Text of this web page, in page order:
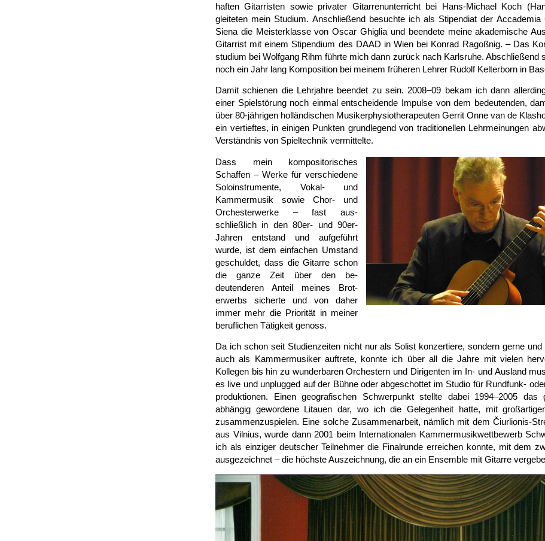
haften Gitarristen sowie privater Gitarren­unterricht bei Hans-Michael Koch
gleiteten mein Studium. Anschließend besuchte ich als Stipendiat der Accademia
Siena die Meister­klasse von Oscar Ghiglia und beendete meine akademische
Gitarrist mit einem Stipendium des DAAD in Wien bei Konrad Ragoßnig. – Das
studium bei Wolfgang Rihm führte mich dann zurück nach Karlsruhe. Abschließend
noch ein Jahr lang Komposition bei meinem früheren Lehrer Rudolf Kelter­born in
Damit schienen die Lehr­jahre beendet zu sein. 2008–09 bekam ich dann
einer Spiel­störung noch einmal ent­scheidende Impulse von dem bedeutenden,
über 80-jährigen hol­län­dischen Musiker­physio­therapeuten Gerrit Onne van de
ein ver­tieftes, in einigen Punkten grund­legend von traditionellen Lehr­meinungen
Ver­ständnis von Spiel­technik ver­mittelte.
Dass mein kompositorisches
Schaffen – Werke für ver­schiedene
Solo­instrumente, Vokal- und
Kammer­musik sowie Chor- und
Orchester­werke – fast aus­
schließlich in den 80er- und 90er-
Jahren entstand und auf­geführt
wurde, ist dem ein­fachen Umstand
geschuldet, dass die Gitarre schon
die ganze Zeit über den be­
deutenderen Anteil meines Brot­
erwerbs sicherte und von daher
immer mehr die Priorität in meiner
beruflichen Tätigkeit genoss.
Da ich schon seit Studienzeiten nicht nur als Solist konzertiere, sondern gerne und
auch als Kammer­musiker auftrete, konnte ich über all die Jahre mit vielen
Kollegen bis hin zu wunder­baren Orchestern und Dirigenten im In- und Aus­land
es live und un­plugged auf der Bühne oder abgeschottet im Studio für Rundfunk-
produktionen. Einen geo­grafischen Schwer­punkt stellte dabei 1994–2005
abhängig gewordene Litauen dar, wo ich die Gelegenheit hatte, mit
zusammenzu­spielen. Eine solche Zusammen­arbeit, nämlich mit dem Čiurlionis-
aus Vilnius, wurde dann 2001 beim Inter­nationalen Kammer­musik­wett­bewerb
ich als einziger deutscher Teil­nehmer die Final­runde erreichen konnte, mit dem
aus­gezeichnet – die höchste Aus­zeichnung, die an ein Ensemble mit Gitarre